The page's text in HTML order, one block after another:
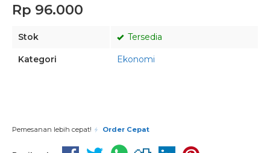
Rp 96.000
Stok Tersedia
Kategori Ekonomi
Pemesanan lebih cepat! Order Cepat